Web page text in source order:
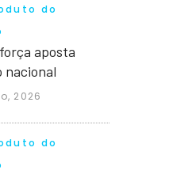
do
aposta
nacional
2026
do